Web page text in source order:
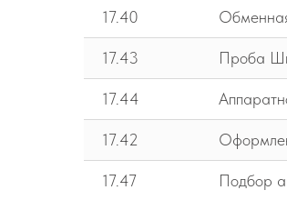
17.40
17.43 Проба
17.44
17.42
17.47 Подбор